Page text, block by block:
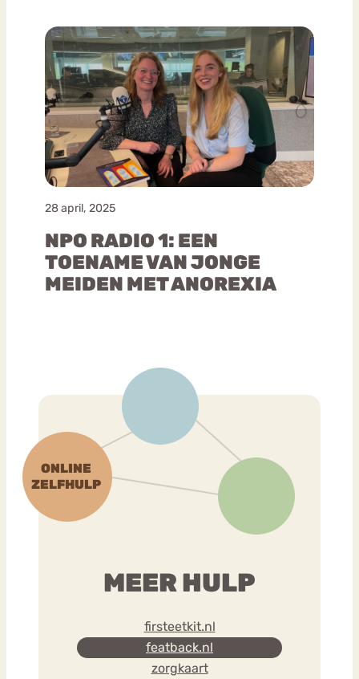
28 april, 2025
NPO RADIO 1: EEN
TOENAME VAN JONGE
MEIDEN MET ANOREXIA
MEER HULP
firsteetkit.nl
featback.nl
zorgkaart